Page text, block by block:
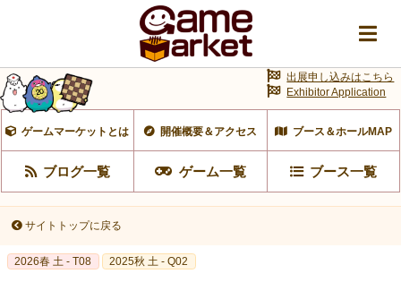
ゲームマーケットとは 開催概要＆アクセス ブース＆ホールMAP
ブログ一覧 ゲーム一覧 ブース一覧
出展申し込みはこちら
Exhibitor Application
サイトトップに戻る
2026春 土 - T08 2025秋 土 - Q02